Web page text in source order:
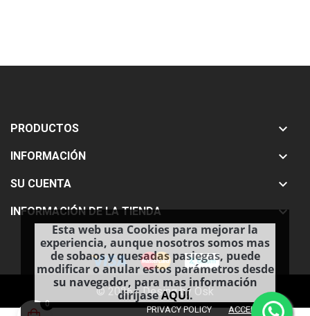
Esta web usa Cookies para mejorar la
experiencia, aunque nosotros somos mas
de sobaos y quesadas pasiegas, puede
modificar o anular estos parámetros desde
su navegador, para mas información
diríjaseAQUÍ.
PRIVACY POLICY ACCEPT done
PRODUCTOS 
INFORMACIÓN 
SU CUENTA 
INFORMACIÓN DE LA TIENDA 
© 2026 - Desing by Osk
0